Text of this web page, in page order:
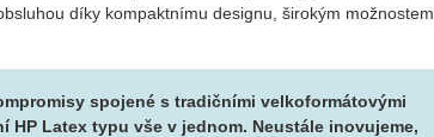
díky kom­pakt­ní­mu de­sig­nu, ši­ro­kým mož­nos­tem
spo­je­né s tra­dič­ní­mi vel­ko­for­má­to­vý­mi
HP Latex typu vše v jed­nom. Ne­u­stá­le ino­vu­je­me,